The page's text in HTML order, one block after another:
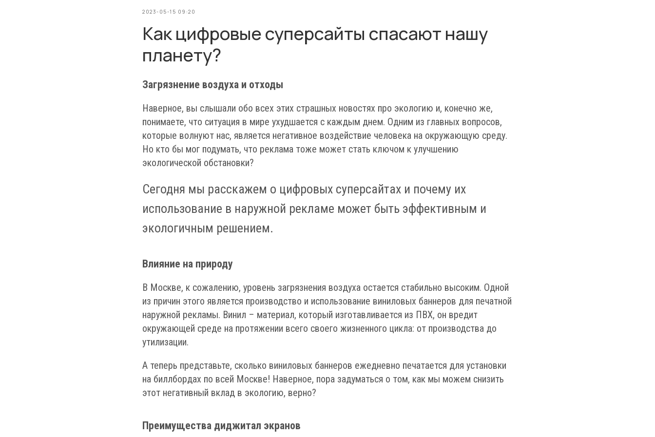
2023-05-15 09:20
Как цифровые суперсайты спасают нашу
планету?
Загрязнение воздуха и отходы
Наверное, вы слышали обо всех этих страшных новостях про экологию и, конечно же,
понимаете, что ситуация в мире ухудшается с каждым днем. Одним из главных вопросов,
которые волнуют нас, является негативное воздействие человека на окружающую среду.
Но кто бы мог подумать, что реклама тоже может стать ключом к улучшению
экологической обстановки?
Сегодня мы расскажем о цифровых суперсайтах и почему их
использование в наружной рекламе может быть эффективным и
экологичным решением.
Влияние на природу
В Москве, к сожалению, уровень загрязнения воздуха остается стабильно высоким. Одной
из причин этого является производство и использование виниловых баннеров для печатной
наружной рекламы. Винил – материал, который изготавливается из ПВХ, он вредит
окружающей среде на протяжении всего своего жизненного цикла: от производства до
утилизации.
А теперь представьте, сколько виниловых баннеров ежедневно печатается для установки
на биллбордах по всей Москве! Наверное, пора задуматься о том, как мы можем снизить
этот негативный вклад в экологию, верно?
Преимущества диджитал экранов